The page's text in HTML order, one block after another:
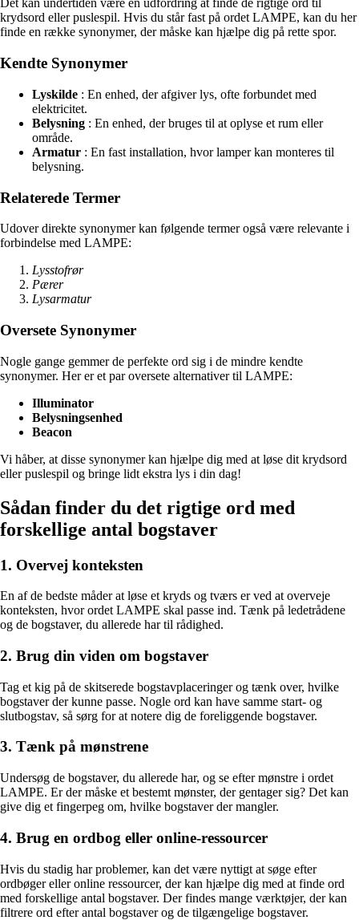
Det kan undertiden være en udfordring at finde de rigtige ord til
krydsord eller puslespil. Hvis du står fast på ordet LAMPE, kan du her
finde en række synonymer, der måske kan hjælpe dig på rette spor.
Kendte Synonymer
Lyskilde : En enhed, der afgiver lys, ofte forbundet med
elektricitet.
Belysning : En enhed, der bruges til at oplyse et rum eller
område.
Armatur : En fast installation, hvor lamper kan monteres til
belysning.
Relaterede Termer
Udover direkte synonymer kan følgende termer også være relevante i
forbindelse med LAMPE:
Lysstofrør
Pærer
Lysarmatur
Oversete Synonymer
Nogle gange gemmer de perfekte ord sig i de mindre kendte
synonymer. Her er et par oversete alternativer til LAMPE:
Illuminator
Belysningsenhed
Beacon
Vi håber, at disse synonymer kan hjælpe dig med at løse dit krydsord
eller puslespil og bringe lidt ekstra lys i din dag!
Sådan finder du det rigtige ord med
forskellige antal bogstaver
1. Overvej konteksten
En af de bedste måder at løse et kryds og tværs er ved at overveje
konteksten, hvor ordet LAMPE skal passe ind. Tænk på ledetrådene
og de bogstaver, du allerede har til rådighed.
2. Brug din viden om bogstaver
Tag et kig på de skitserede bogstavplaceringer og tænk over, hvilke
bogstaver der kunne passe. Nogle ord kan have samme start- og
slutbogstav, så sørg for at notere dig de foreliggende bogstaver.
3. Tænk på mønstrene
Undersøg de bogstaver, du allerede har, og se efter mønstre i ordet
LAMPE. Er der måske et bestemt mønster, der gentager sig? Det kan
give dig et fingerpeg om, hvilke bogstaver der mangler.
4. Brug en ordbog eller online-ressourcer
Hvis du stadig har problemer, kan det være nyttigt at søge efter
ordbøger eller online ressourcer, der kan hjælpe dig med at finde ord
med forskellige antal bogstaver. Der findes mange værktøjer, der kan
filtrere ord efter antal bogstaver og de tilgængelige bogstaver.